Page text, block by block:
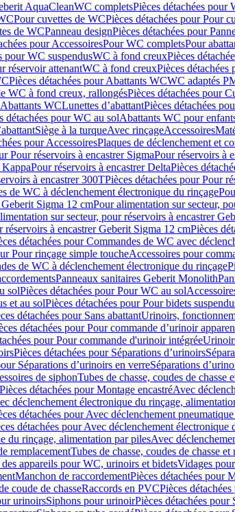
AquaCleanWC completsPièces détachées pour
Pour cuvettes de WCPièces détachées pour Pour
de WCPanneau designPièces détachées pour
pour AccessoiresPour WC completsPour
pour WC suspendusWC à fond creuxPièces
réservoir attenantWC à fond creuxPièces
Pièces détachées pour Abattants WCWC adaptés
WC à fond creux, rallongésPièces détachées pour
WCLunettes d’abattantPièces détachées
détachées pour WC au solAbattants WC pour
Siège à la turqueAvec rinçageAccessoires
pour AccessoiresPlaques de déclenchement et
Pour réservoirs à encastrer SigmaPour réservoirs à
KappaPour réservoirs à encastrer DeltaPièces
à encastrer 300TPièces détachées pour Pour
de WC à déclenchement électronique du rinçage
Sigma 12 cmPour alimentation sur secteur,
sur secteur, pour réservoirs à encastrer
à encastrer Geberit Sigma 12 cmPièces
détachées pour Commandes de WC avec
Pour rinçage simple toucheAccessoires pour
de WC à déclenchement électronique du rinçage
Panneaux sanitaires Geberit Monolith
solPièces détachées pour Pour WC au sol
et au solPièces détachées pour Pour bidets
détachées pour Sans abattantUrinoirs,
détachées pour Pour commande d’urinoir
pour Pour commande d'urinoir intégrée
Pièces détachées pour Séparations d’urinoirs
Séparations d’urinoirs en verreSéparations
de siphonTubes de chasse, coudes de chasse
Pièces détachées pour Montage encastréAvec
déclenchement électronique du rinçage,
détachées pour Avec déclenchement
détachées pour Avec déclenchement
du rinçage, alimentation par pilesAvec
remplacementTubes de chasse, coudes de chasse et
appareils pour WC, urinoirs et bidetsVidages
Manchon de raccordementPièces détachées pour
coude de chasseRaccords en PVCPièces
urinoirsSiphons pour urinoirPièces détachées